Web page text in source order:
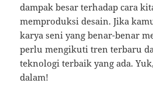
dampak besar terhadap cara
memproduksi desain. Jika
karya seni yang benar-benar
perlu mengikuti tren terbaru
teknologi terbaik yang ada.
dalam!